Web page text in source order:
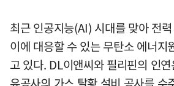
최근 인공지능(AI) 시대를 맞아 전
이에 대응할 수 있는 무탄소 에너지
고 있다. DL이앤씨와 필리핀의 인